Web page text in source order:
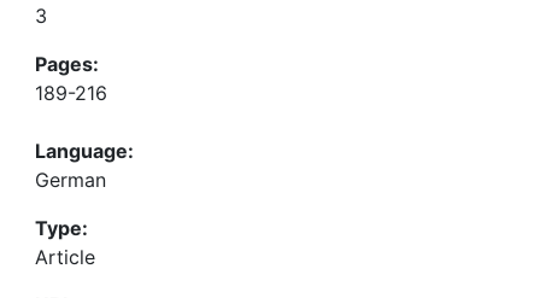
3
Pages:
189-216
Language:
German
Type:
Article